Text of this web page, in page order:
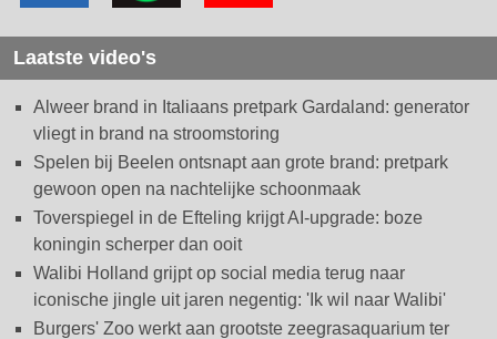
Laatste video's
Alweer brand in Italiaans pretpark Gardaland: generator
vliegt in brand na stroomstoring
Spelen bij Beelen ontsnapt aan grote brand: pretpark
gewoon open na nachtelijke schoonmaak
Toverspiegel in de Efteling krijgt AI-upgrade: boze
koningin scherper dan ooit
Walibi Holland grijpt op social media terug naar
iconische jingle uit jaren negentig: 'Ik wil naar Walibi'
Burgers' Zoo werkt aan grootste zeegrasaquarium ter